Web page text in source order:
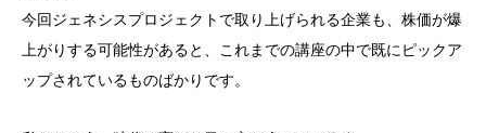
今回ジェネシスプロジェクトで取り上げられる企業も、株価が爆
上がりする可能性があると、これまでの講座の中で既にピックア
ップされているものばかりです。